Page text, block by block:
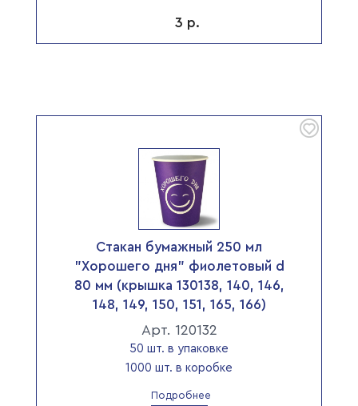
3 р.
Стакан бумажный 250 мл
"Хорошего дня" фиолетовый d
80 мм (крышка 130138, 140, 146,
148, 149, 150, 151, 165, 166)
Арт. 120132
50 шт. в упаковке
1000 шт. в коробке
Подробнее